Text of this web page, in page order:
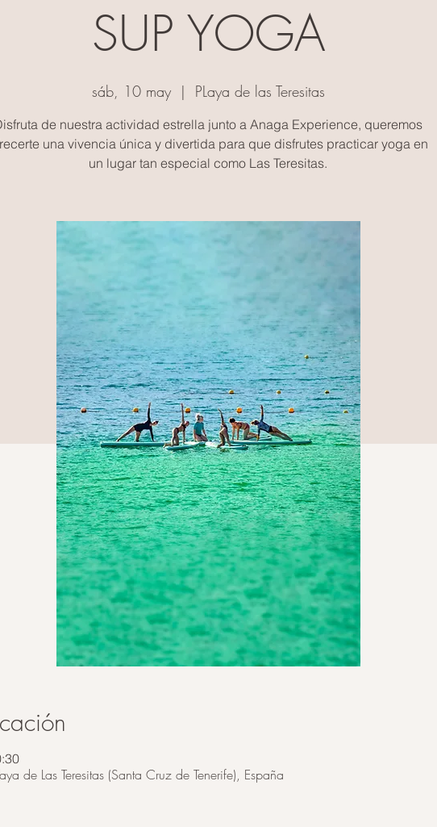
SUP YOGA
sáb, 10 may
  |
PLaya de las Teresitas
de nuestra actividad estrella junto a Anaga Experience, queremos
una vivencia única y divertida para que disfrutes practicar yoga en
un lugar tan especial como Las Teresitas.
de Las Teresitas (Santa Cruz de Tenerife), España